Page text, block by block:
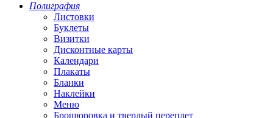
Полиграфия
Листовки
Буклеты
Визитки
Дисконтные карты
Календари
Плакаты
Бланки
Наклейки
Меню
Брошюровка и твердый переплет